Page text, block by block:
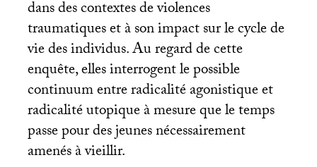
dans des contextes de violences
traumatiques et à son impact sur le cycle de
vie des individus. Au regard de cette
enquête, elles interrogent le possible
continuum entre radicalité agonistique et
radicalité utopique à mesure que le temps
passe pour des jeunes nécessairement
amenés à vieillir.